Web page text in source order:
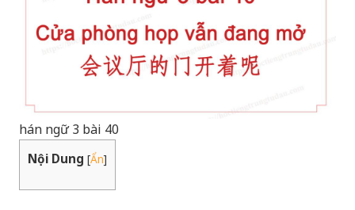
hán ngữ 3 bài 40
Nội Dung [Ẩn]